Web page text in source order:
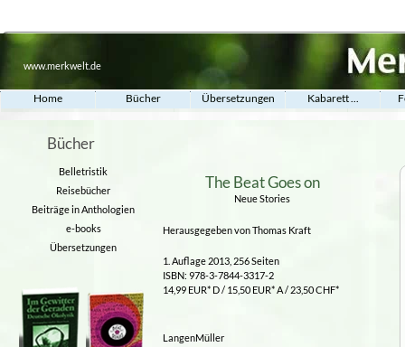
www.merkwelt.de
Home Bücher Übersetzungen Kabarett ...
Bücher
Belletristik
Reisebücher
Beiträge in Anthologien
e-books
Übersetzungen
The Beat Goes on
Neue Stories
Herausgegeben von Thomas Kraft
1. Auflage 2013, 256 Seiten
ISBN: 978-3-7844-3317-2
14,99 EUR* D / 15,50 EUR* A / 23,50 CHF*
LangenMüller